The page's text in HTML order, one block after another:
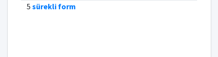
5 sürekli form